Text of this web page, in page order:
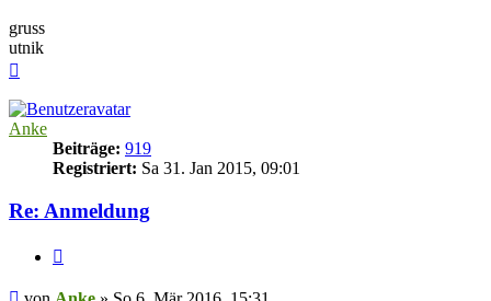
gruss
utnik
Anke
Beiträge: 919
Registriert: Sa 31. Jan 2015, 09:01
Re: Anmeldung
Beitrag